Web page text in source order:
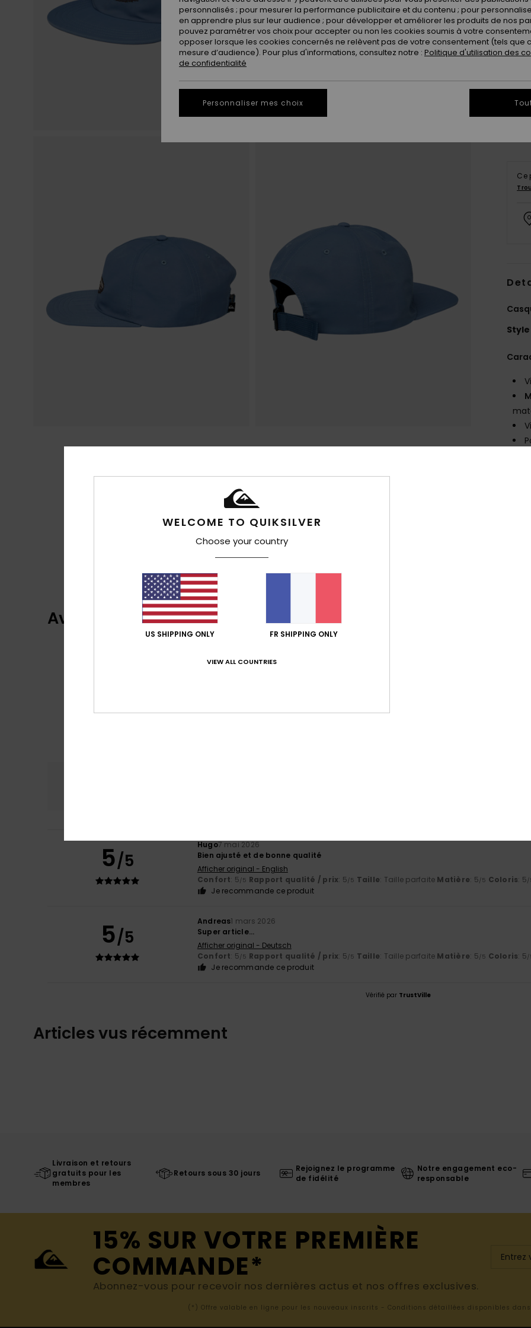
Ce
Style
Avis clients
5/5
Hugo7 mai 2026
Bien ajusté et de bonne qualité
Afficher original - English
Confort: 5/5 Rapport qualité / prix: 5/5 Taille: Taille parfaite Matière: 5/5 Coloris: 5/
Je recommande ce produit
5/5
Andreas1 mars 2026
Super article...
Afficher original - Deutsch
Confort: 5/5 Rapport qualité / prix: 5/5 Taille: Taille parfaite Matière: 5/5 Coloris: 5/
Je recommande ce produit
Vérifié par TrustVille
Articles vus récemment
Livraison et retours
gratuits pour les
membres
Retours sous 30 jours
Rejoignez le programme
de fidélité
Notre engagement eco-
responsable
15% SUR VOTRE PREMIÈRE
COMMANDE*
Abonnez-vous pour recevoir nos dernières actus et nos offres exclusives.
(*) Offre valable en ligne pour les nouveaux inscrits - Conditions détaillées disponibles
WELCOME TO QUIKSILVER
Choose your country
US SHIPPING ONLY FR SHIPPING ONLY
VIEW ALL COUNTRIES
personnalisés ; pour mesurer la performance publicitaire et du contenu ; pour
en apprendre plus sur leur audience ; pour développer et améliorer les produits de nos
pouvez paramétrer vos choix pour accepter ou non les cookies soumis à votre
opposer lorsque les cookies concernés ne relèvent pas de votre consentement (tels que
mesure d’audience). Pour plus d'informations, consultez notre : Politique d'utilisation des
de confidentialité
Personnaliser mes choix